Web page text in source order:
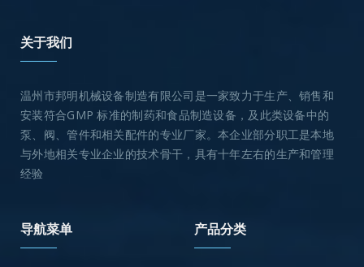
关于我们
温州市邦明机械设备制造有限公司是一家致力于生产、销售和
安装符合GMP 标准的制药和食品制造设备，及此类设备中的
泵、阀、管件和相关配件的专业厂家。本企业部分职工是本地
与外地相关专业企业的技术骨干，具有十年左右的生产和管理
经验
导航菜单 产品分类